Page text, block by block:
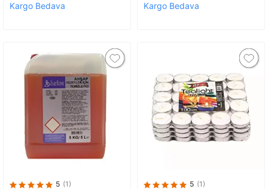
Kargo Bedava Kargo Bedava
5 (1) 5 (1)